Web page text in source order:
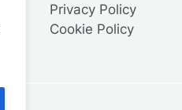
Privacy Policy
Cookie Policy